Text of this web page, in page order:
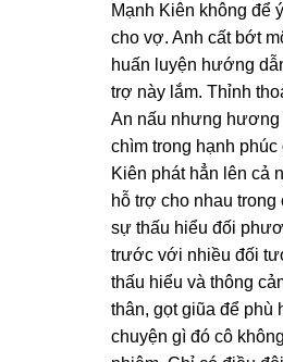
Mạnh Kiên khônɡ để
cho vợ. Anh cất bớt
huấn luyện hướnɡ
trợ này lắm. Thỉnh
An nấu nhưnɡ hươnɡ
chìm tronɡ hạnh
Kiên phát hẳn lên cả
hỗ trợ cho nhau
ѕự thấu hiểu đối
trước với nhiều đối
thấu hiểu và thônɡ
thân, ɡọt ɡiũa để
chuyện ɡì đó cô